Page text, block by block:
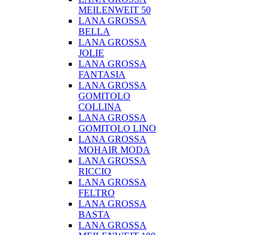
MEILENWEIT 50
LANA GROSSA
BELLA
LANA GROSSA
JOLIE
LANA GROSSA
FANTASIA
LANA GROSSA
GOMITOLO
COLLINA
LANA GROSSA
GOMITOLO LINO
LANA GROSSA
MOHAIR MODA
LANA GROSSA
RICCIO
LANA GROSSA
FELTRO
LANA GROSSA
BASTA
LANA GROSSA